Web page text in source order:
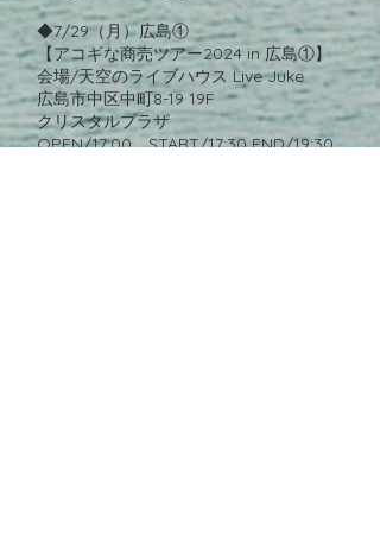
◆7/29（月）広島①
【アコギな商売ツアー2024 in 広島①】
会場/天空のライブハウス Live Juke
広島市中区中町8-19 19F
クリスタルプラザ
OPEN/17:00 START/17:30 END/19:30